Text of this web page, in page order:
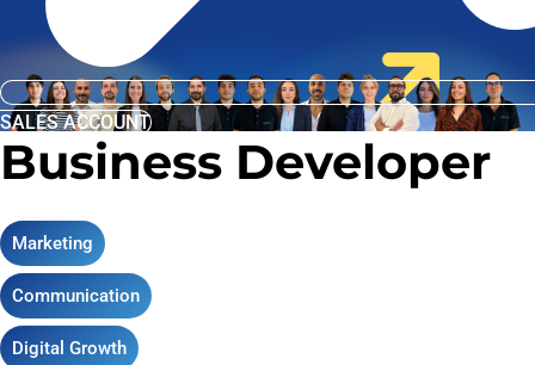
SALES ACCOUNT
Business Developer
Marketing
Communication
Digital Growth